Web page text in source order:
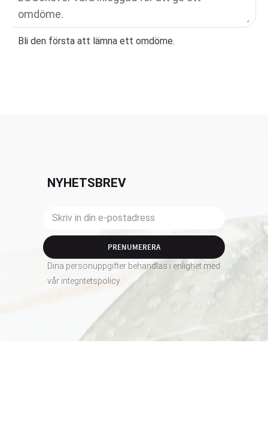
Bli den första att lämna ett omdöme.
NYHETSBREV
PRENUMERERA
Dina personuppgifter behandlas i enlighet med
vår integritetspolicy.